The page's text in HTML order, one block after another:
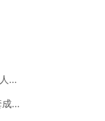
文登人和国际小区新一中对面本人自有房销售
威海市中心繁华商业圈 医疗配套成熟 南北通透